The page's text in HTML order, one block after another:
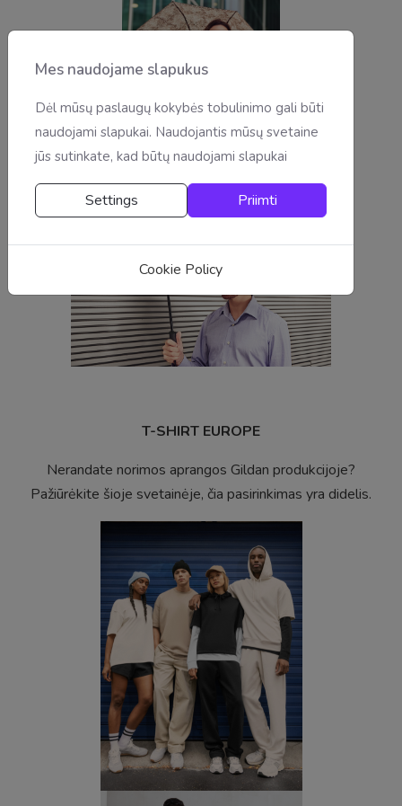
T-SHIRT EUROPE
Nerandate norimos aprangos Gildan produkcijoje?
Pažiūrėkite šioje svetainėje, čia pasirinkimas yra didelis.
Mes naudojame slapukus
Dėl mūsų paslaugų kokybės tobulinimo gali būti
naudojami slapukai. Naudojantis mūsų svetaine
jūs sutinkate, kad būtų naudojami slapukai
Settings Priimti
Cookie Policy